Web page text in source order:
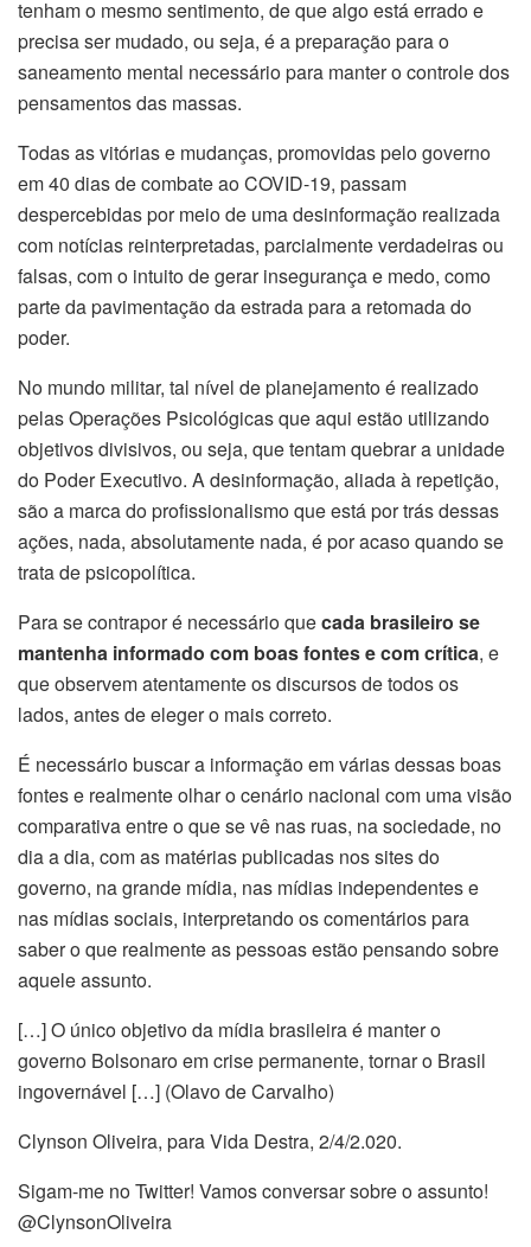
tenham o mesmo sentimento, de que algo está errado e
precisa ser mudado, ou seja, é a preparação para o
saneamento mental necessário para manter o controle dos
pensamentos das massas.
Todas as vitórias e mudanças, promovidas pelo governo
em 40 dias de combate ao COVID-19, passam
despercebidas por meio de uma desinformação realizada
com notícias reinterpretadas, parcialmente verdadeiras ou
falsas, com o intuito de gerar insegurança e medo, como
parte da pavimentação da estrada para a retomada do
poder.
No mundo militar, tal nível de planejamento é realizado
pelas Operações Psicológicas que aqui estão utilizando
objetivos divisivos, ou seja, que tentam quebrar a unidade
do Poder Executivo. A desinformação, aliada à repetição,
são a marca do profissionalismo que está por trás dessas
ações, nada, absolutamente nada, é por acaso quando se
trata de psicopolítica.
Para se contrapor é necessário quecada brasileiro se
mantenha informado com boas fontes e com crítica, e
que observem atentamente os discursos de todos os
lados, antes de eleger o mais correto.
É necessário buscar a informação em várias dessas boas
fontes e realmente olhar o cenário nacional com uma visão
comparativa entre o que se vê nas ruas, na sociedade, no
dia a dia, com as matérias publicadas nos sites do
governo, na grande mídia, nas mídias independentes e
nas mídias sociais, interpretando os comentários para
saber o que realmente as pessoas estão pensando sobre
aquele assunto.
[…] O único objetivo da mídia brasileira é manter o
governo Bolsonaro em crise permanente, tornar o Brasil
ingovernável […] (Olavo de Carvalho)
Clynson Oliveira, para Vida Destra, 2/4/2.020.
Sigam-me no Twitter! Vamos conversar sobre o assunto!
@ClynsonOliveira